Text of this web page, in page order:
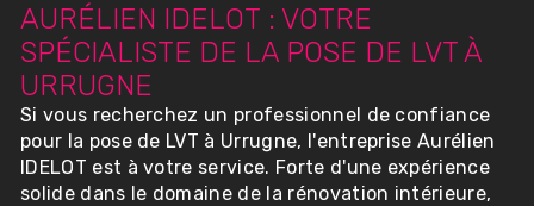
AURÉLIEN IDELOT : VOTRE
SPÉCIALISTE DE LA POSE DE LVT À
URRUGNE
Si vous recherchez un professionnel de confiance
pour la pose de LVT à Urrugne, l'entreprise Aurélien
IDELOT est à votre service. Forte d'une expérience
solide dans le domaine de la rénovation intérieure,